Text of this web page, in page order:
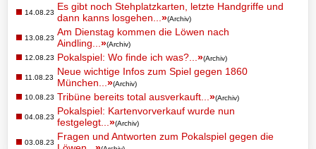
Impressum
Datenschutzerklärung
Haftungsausschluss
14.08.23 Es gibt noch Stehplatzkarten, letzte Handgriffe und
dann kanns losgehen...»(Archiv)
13.08.23 Am Dienstag kommen die Löwen nach
Aindling...»(Archiv)
12.08.23 Pokalspiel: Wo finde ich was?...»(Archiv)
11.08.23
Neue wichtige Infos zum Spiel gegen 1860
München...»(Archiv)
10.08.23 Tribüne bereits total ausverkauft...»(Archiv)
04.08.23 Pokalspiel: Kartenvorverkauf wurde nun
festgelegt...»(Archiv)
03.08.23 Fragen und Antworten zum Pokalspiel gegen die